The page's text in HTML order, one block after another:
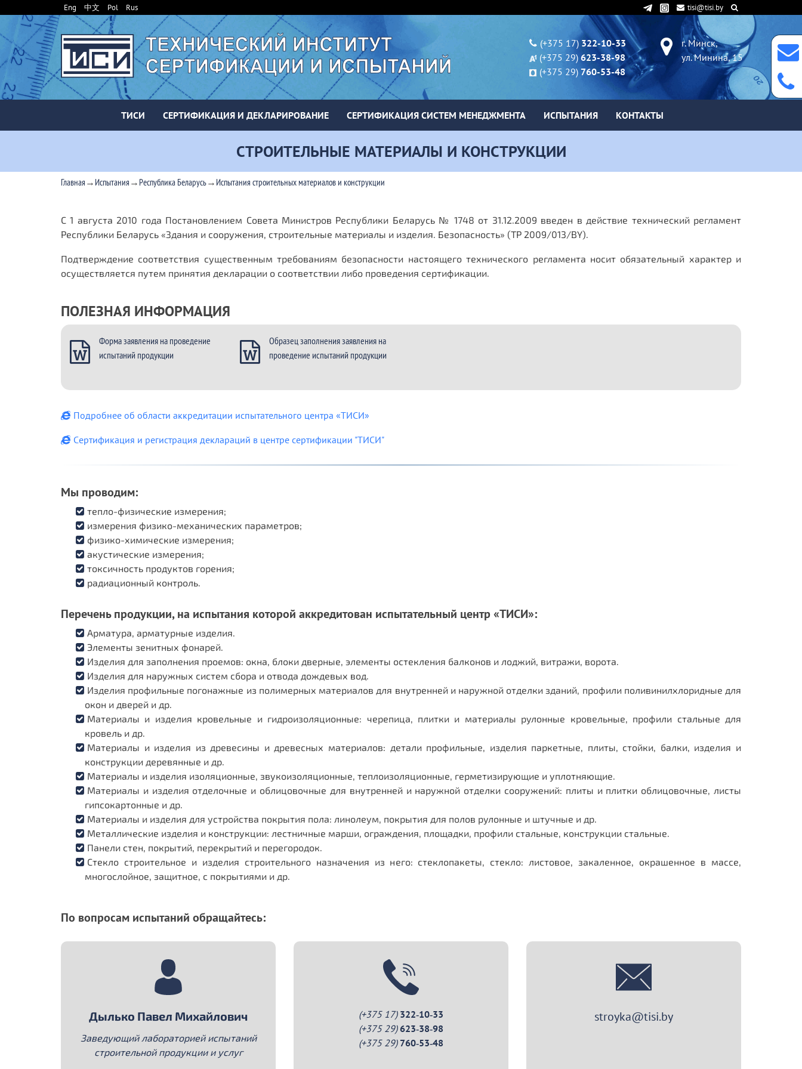
Eng 中文 Pol Rus tisi@tisi.by
г. Минск,
ул. Минина, 15
(+375 17) 322-10-33
(+375 29) 623-38-98
(+375 29) 760-53-48
ТИСИ СЕРТИФИКАЦИЯ И ДЕКЛАРИРОВАНИЕ СЕРТИФИКАЦИЯ СИСТЕМ МЕНЕДЖМЕНТА ИСПЫТАНИЯ КОНТАКТЫ
СТРОИТЕЛЬНЫЕ МАТЕРИАЛЫ И КОНСТРУКЦИИ
Главная → Испытания → Республика Беларусь→ Испытания строительных материалов и конструкции
С 1 августа 2010 года Постановлением Совета Министров Республики Беларусь № 1748 от 31.12.2009 введен в действие технический регламент
Республики Беларусь «Здания и сооружения, строительные материалы и изделия. Безопасность» (ТР 2009/013/BY).
Подтверждение соответствия существенным требованиям безопасности настоящего технического регламента носит обязательный характер и
осуществляется путем принятия декларации о соответствии либо проведения сертификации.
ПОЛЕЗНАЯ ИНФОРМАЦИЯ
Форма заявления на проведение
испытаний продукции
Образец заполнения заявления на
проведение испытаний продукции
Подробнее об области аккредитации испытательного центра «ТИСИ»
Cертификация и регистрация деклараций в центре сертификации "ТИСИ"
Мы проводим:
тепло-физические измерения;
измерения физико-механических параметров;
физико-химические измерения;
акустические измерения;
токсичность продуктов горения;
радиационный контроль.
Перечень продукции, на испытания которой аккредитован испытательный центр «ТИСИ»:
Арматура, арматурные изделия.
Элементы зенитных фонарей.
Изделия для заполнения проемов: окна, блоки дверные, элементы остекления балконов и лоджий, витражи, ворота.
Изделия для наружных систем сбора и отвода дождевых вод.
Изделия профильные погонажные из полимерных материалов для внутренней и наружной отделки зданий, профили поливинилхлоридные для
окон и дверей и др.
Материалы и изделия кровельные и гидроизоляционные: черепица, плитки и материалы рулонные кровельные, профили стальные для
кровель и др.
Материалы и изделия из древесины и древесных материалов: детали профильные, изделия паркетные, плиты, стойки, балки, изделия и
конструкции деревянные и др.
Материалы и изделия изоляционные, звукоизоляционные, теплоизоляционные, герметизирующие и уплотняющие.
Материалы и изделия отделочные и облицовочные для внутренней и наружной отделки сооружений: плиты и плитки облицовочные, листы
гипсокартонные и др.
Материалы и изделия для устройства покрытия пола: линолеум, покрытия для полов рулонные и штучные и др.
Металлические изделия и конструкции: лестничные марши, ограждения, площадки, профили стальные, конструкции стальные.
Панели стен, покрытий, перекрытий и перегородок.
Стекло строительное и изделия строительного назначения из него: стеклопакеты, стекло: листовое, закаленное, окрашенное в массе,
многослойное, защитное, с покрытиями и др.
По вопросам испытаний обращайтесь:
Дылько Павел Михайлович
Заведующий лабораторией испытаний
строительной продукции и услуг
(+375 17) 322‑10‑33
(+375 29) 623‑38‑98
(+375 29) 760‑53‑48
stroyka@tisi.by